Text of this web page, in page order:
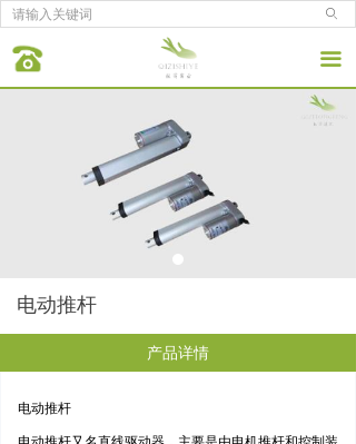
ꄙ
끀
产品详情
电动推杆
电动推杆